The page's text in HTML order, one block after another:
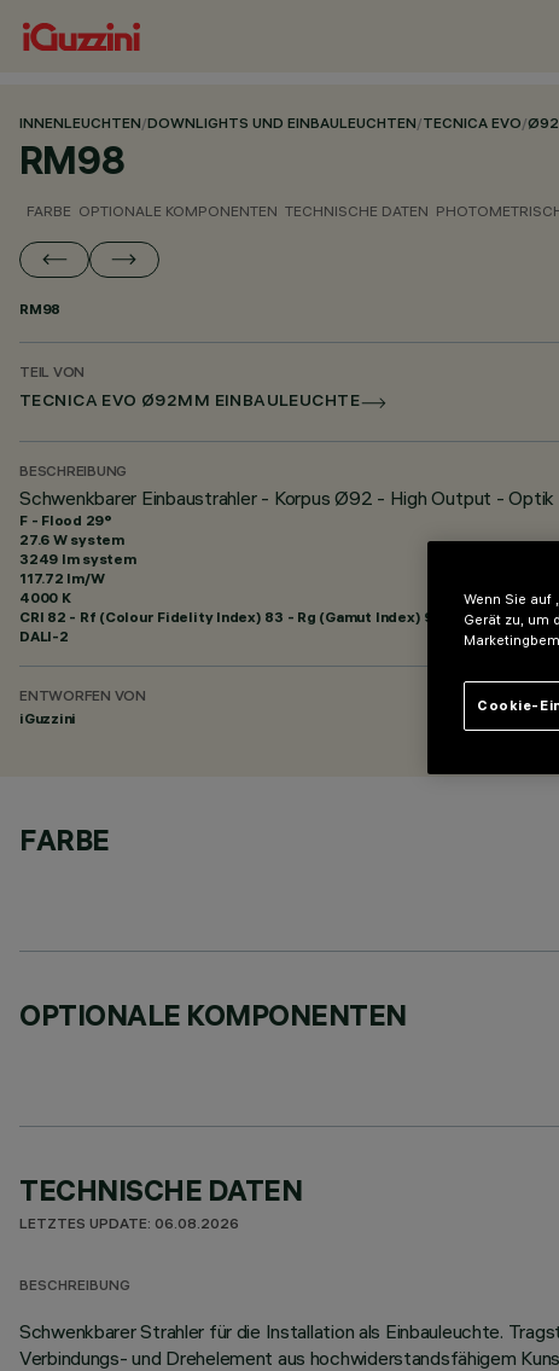
INNENLEUCHTEN/DOWNLIGHTS UND EINBAULEUCHTEN/TECNICA EVO/
RM98
FARBE OPTIONALE KOMPONENTEN TECHNISCHE DATEN
RM98
TEIL VON
TECNICA EVO Ø92MM EINBAULEUCHTE
BESCHREIBUNG
Schwenkbarer Einbaustrahler - Korpus Ø92 - High Output - Optik
F - Flood 29°
27.6 W system
3249 lm system
117.72 lm/W
4000 K
CRI 82 - Rf (Colour Fidelity Index) 83 - Rg (Gamut Index) 94
DALI-2
ENTWORFEN VON
iGuzzini
FARBE
OPTIONALE KOMPONENTEN
TECHNISCHE DATEN
LETZTES UPDATE: 06.08.2026
BESCHREIBUNG
Schwenkbarer Strahler für die Installation als Einbauleuchte.
Verbindungs- und Drehelement aus hochwiderstandsfähigem
Wenn Sie auf
Gerät zu, um
Cookie-